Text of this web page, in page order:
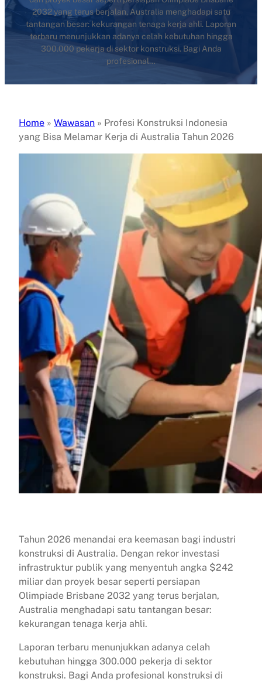
2032 yang terus berjalan, Australia menghadapi satu
tantangan besar: kekurangan tenaga kerja ahli. Laporan
terbaru menunjukkan adanya celah kebutuhan hingga
300.000 pekerja di sektor konstruksi. Bagi Anda
profesional…
Home » Wawasan » Profesi Konstruksi Indonesia
yang Bisa Melamar Kerja di Australia Tahun 2026
Tahun 2026 menandai era keemasan bagi industri
konstruksi di Australia. Dengan rekor investasi
infrastruktur publik yang menyentuh angka $242
miliar dan proyek besar seperti persiapan
Olimpiade Brisbane 2032 yang terus berjalan,
Australia menghadapi satu tantangan besar:
kekurangan tenaga kerja ahli.
Laporan terbaru menunjukkan adanya celah
kebutuhan hingga 300.000 pekerja di sektor
konstruksi. Bagi Anda profesional konstruksi di